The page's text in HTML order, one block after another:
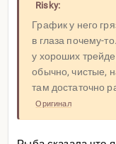
Risky:
График у него
в глаза почему-
у хороших
обычно, чистые,
там достаточно
Оригинал